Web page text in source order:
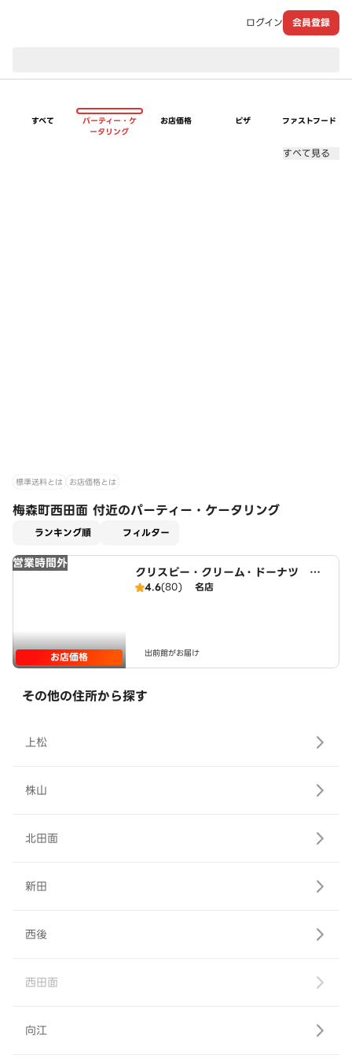
ログイン 会員登録
すべて
パーティー・ケ
ータリング
お店価格 ピザ ファストフード
すべて見る
標準送料とは お店価格とは
梅森町西田面 付近のパーティー・ケータリング
ランキング順 フィルター
営業時間外
お店価格
クリスピー・クリーム・ドーナツ Mi
o香久山店
4.6(80) 名店
出前館がお届け
その他の住所から探す
上松
株山
北田面
新田
西後
西田面
向江